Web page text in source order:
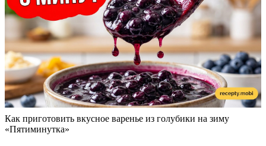
Как приготовить вкусное варенье из голубики на зиму
«Пятиминутка»